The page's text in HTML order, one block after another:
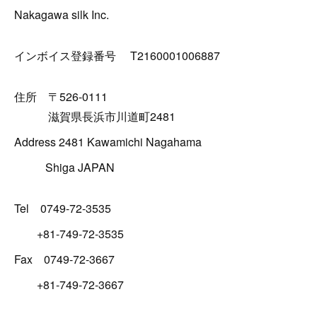
Nakagawa silk Inc.
インボイス登録番号 T2160001006887
住所 〒526-0111
滋賀県長浜市川道町2481
Address 2481 Kawamichi Nagahama
Shiga JAPAN
Tel 0749-72-3535
+81-749-72-3535
Fax 0749-72-3667
+81-749-72-3667